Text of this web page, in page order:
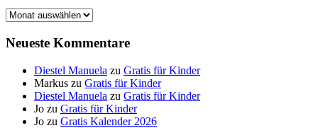
Archiv
Neueste Kommentare
Diestel Manuela zu Gratis für Kinder
Markus zu Gratis für Kinder
Diestel Manuela zu Gratis für Kinder
Jo zu Gratis für Kinder
Jo zu Gratis Kalender 2026